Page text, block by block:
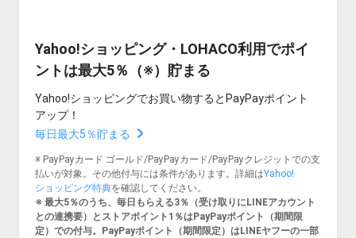
Yahoo!ショッピング・LOHACO利用でポイ
ントは最大5％（※）貯まる
Yahoo!ショッピングでお買い物するとPayPayポイント
アップ！
毎日最大5％貯まる
※ PayPayカード ゴールド/PayPayカード/PayPayクレジットでの支
払いが対象。その他付与には条件があります。 詳細はYahoo!
ショッピング特典を確認してください。
※ 最大5％のうち、毎日もらえる3％（受け取りにLINEアカウント
との連携要）とストアポイント1％はPayPayポイント（期間限
定）での付与。PayPayポイント（期間限定）はLINEヤフーの一部